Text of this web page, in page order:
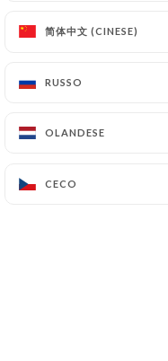
简体中文 (CINESE)
RUSSO
OLANDESE
CECO
简体中文 (CINESE)
RUSSO
OLANDESE
CECO